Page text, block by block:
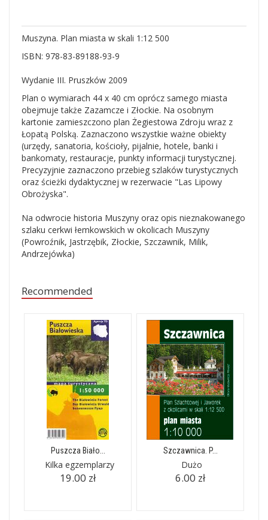
Muszyna. Plan miasta w skali 1:12 500
ISBN: 978-83-89188-93-9
Wydanie III. Pruszków 2009
Plan o wymiarach 44 x 40 cm oprócz samego miasta
obejmuje także Zazamcze i Złockie. Na osobnym
kartonie zamieszczono plan Żegiestowa Zdroju wraz z
Łopatą Polską. Zaznaczono wszystkie ważne obiekty
(urzędy, sanatoria, kościoły, pijalnie, hotele, banki i
bankomaty, restauracje, punkty informacji turystycznej.
Precyzyjnie zaznaczono przebieg szlaków turystycznych
oraz ścieżki dydaktycznej w rezerwacie "Las Lipowy
Obrożyska".
Na odwrocie historia Muszyny oraz opis nieznakowanego
szlaku cerkwi łemkowskich w okolicach Muszyny
(Powroźnik, Jastrzębik, Złockie, Szczawnik, Milik,
Andrzejówka)
Recommended
Puszcza Biało...
Kilka egzemplarzy
19.00 zł
Szczawnica. P...
Dużo
6.00 zł